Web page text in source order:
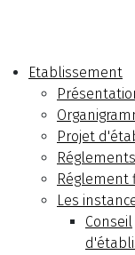
Etablissement
Projet
Réglement
Les
Conseil